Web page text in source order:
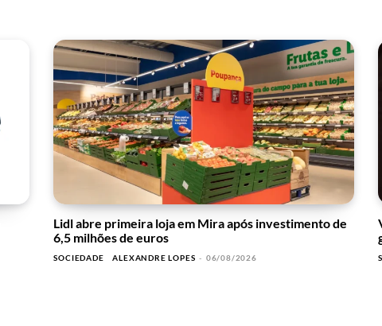
Lidl abre primeira loja em Mira após investimento de
6,5 milhões de euros
SOCIEDADE ALEXANDRE LOPES - 06/08/2026